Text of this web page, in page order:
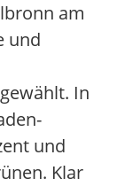
am
und
In
und
Klar